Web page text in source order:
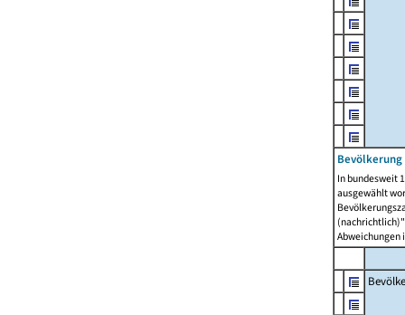
In bundesweit
ausgewählt
Abweichungen